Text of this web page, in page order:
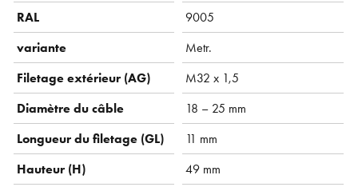
RAL
9005
variante
Metr.
Filetage extérieur (AG)
M32 x 1,5
Diamètre du câble
18 – 25 mm
Longueur du filetage (GL)
11 mm
Hauteur (H)
49 mm